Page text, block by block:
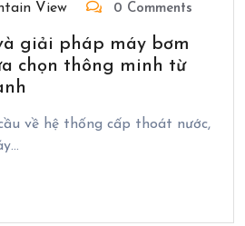
View 0 Comments
giải pháp máy bơm
chọn thông minh từ
về hệ thống cấp thoát nước,